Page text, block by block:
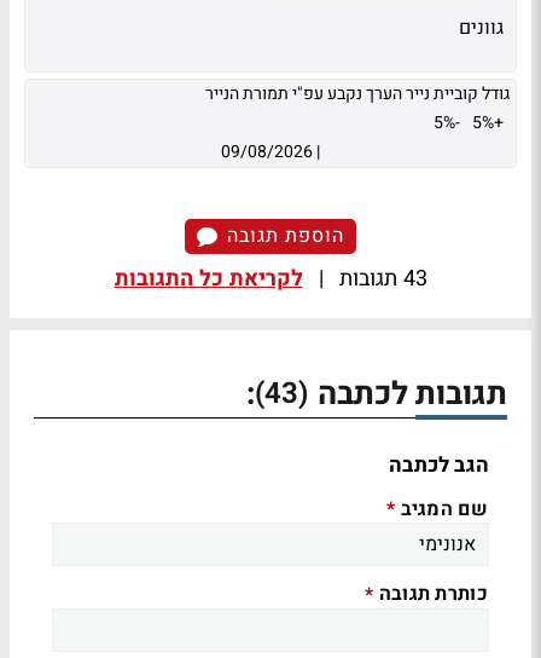
גוונים
גודל קוביית נייר הערך נקבע עפ"י תמורת הנייר
+5%
-5%
|
09/08/2026
הוספת תגובה
43 תגובות | לקריאת כל התגובות
תגובות לכתבה (43)
:
הגב לכתבה
שם המגיב *
כותרת תגובה *